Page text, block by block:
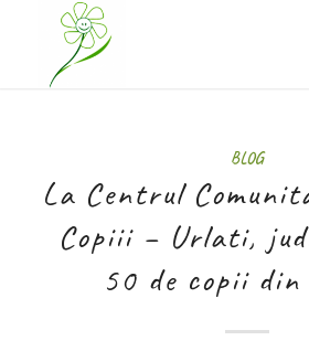
BLOG
La Centrul
Copiii – Urlati,
50 de copii din